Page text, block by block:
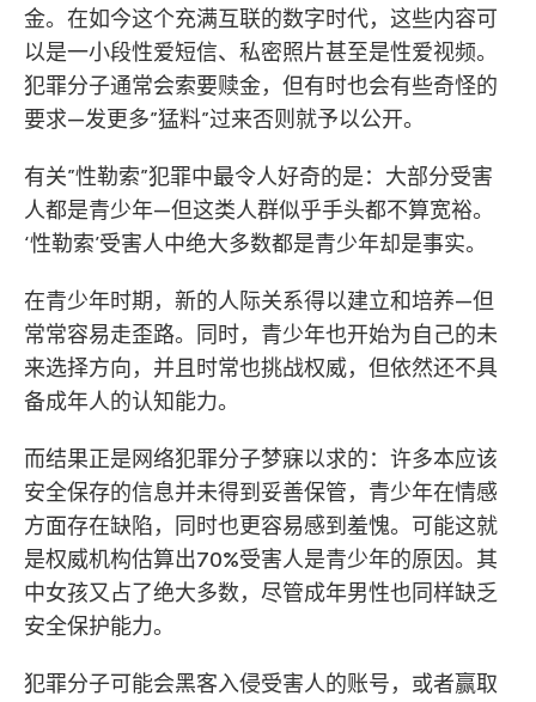
金。在如今这个充满互联的数字时代，这些内容可
以是一小段性爱短信、私密照片甚至是性爱视频。
犯罪分子通常会索要赎金，但有时也会有些奇怪的
要求—发更多”猛料”过来否则就予以公开。
有关”性勒索”犯罪中最令人好奇的是：大部分受害
人都是青少年—但这类人群似乎手头都不算宽裕。
‘性勒索’受害人中绝大多数都是青少年却是事实。
在青少年时期，新的人际关系得以建立和培养—但
常常容易走歪路。同时，青少年也开始为自己的未
来选择方向，并且时常也挑战权威，但依然还不具
备成年人的认知能力。
而结果正是网络犯罪分子梦寐以求的：许多本应该
安全保存的信息并未得到妥善保管，青少年在情感
方面存在缺陷，同时也更容易感到羞愧。可能这就
是权威机构估算出70%受害人是青少年的原因。其
中女孩又占了绝大多数，尽管成年男性也同样缺乏
安全保护能力。
犯罪分子可能会黑客入侵受害人的账号，或者赢取